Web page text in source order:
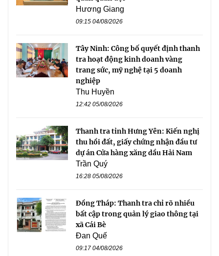
Hương Giang
09:15 04/08/2026
Tây Ninh: Công bố quyết định thanh
tra hoạt động kinh doanh vàng
trang sức, mỹ nghệ tại 5 doanh
nghiệp
Thu Huyền
12:42 05/08/2026
Thanh tra tỉnh Hưng Yên: Kiến nghị
thu hồi đất, giấy chứng nhận đầu tư
dự án Cửa hàng xăng dầu Hải Nam
Trần Quý
16:28 05/08/2026
Đồng Tháp: Thanh tra chỉ rõ nhiều
bất cập trong quản lý giao thông tại
xã Cái Bè
Đan Quế
09:17 04/08/2026